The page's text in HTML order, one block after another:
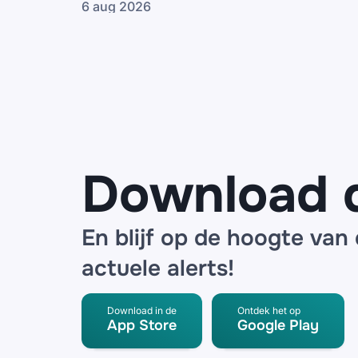
6 aug 2026
Download
En blijf op de hoogte van
actuele alerts!
Download in de
App Store
Ontdek het op
Google Play